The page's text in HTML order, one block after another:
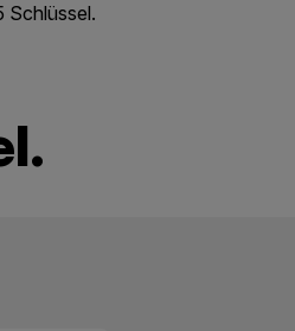
Schlüssel.